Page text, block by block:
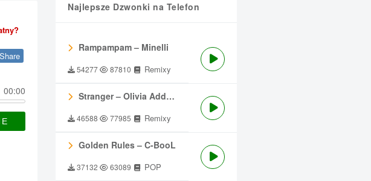
Share
00:00
Najlepsze Dzwonki na Telefon
Rampampam – Minelli
54277 87810 Remixy
Stranger – Olivia Addams
46588 77985 Remixy
Golden Rules – C-BooL
37132 63089 POP